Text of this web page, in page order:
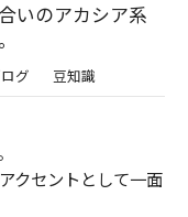
いのアカシア系
グ 豆知識
クセントとして一面